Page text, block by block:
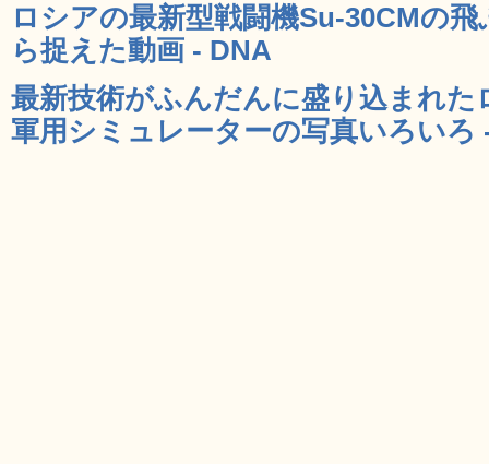
ロシアの最新型戦闘機Su-30CMの
ら捉えた動画 - DNA
最新技術がふんだんに盛り込まれた
軍用シミュレーターの写真いろいろ